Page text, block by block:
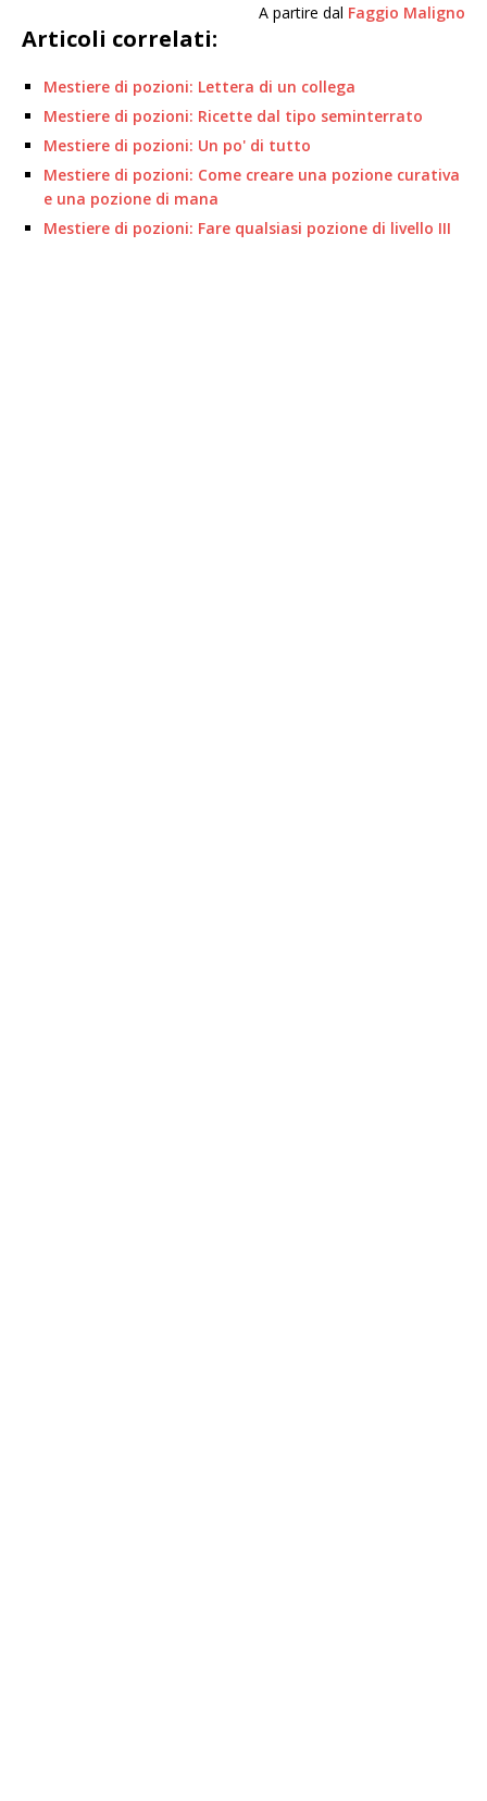
A partire dal Faggio Maligno
Articoli correlati:
Mestiere di pozioni: Lettera di un collega
Mestiere di pozioni: Ricette dal tipo seminterrato
Mestiere di pozioni: Un po' di tutto
Mestiere di pozioni: Come creare una pozione curativa
e una pozione di mana
Mestiere di pozioni: Fare qualsiasi pozione di livello III